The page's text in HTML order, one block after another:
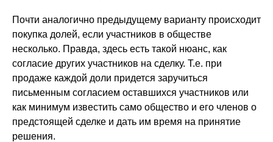
Почти аналогично предыдущему варианту происходит
покупка долей, если участников в обществе
несколько. Правда, здесь есть такой нюанс, как
согласие других участников на сделку. Т.е. при
продаже каждой доли придется заручиться
письменным согласием оставшихся участников или
как минимум известить само общество и его членов о
предстоящей сделке и дать им время на принятие
решения.